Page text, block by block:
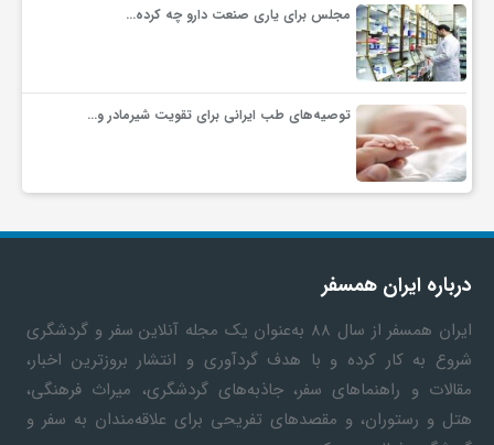
مجلس برای یاری صنعت دارو چه کرده…
توصیه‌های طب ایرانی برای تقویت شیرمادر و…
درباره ایران همسفر
ایران همسفر
از سال ۸۸ به‎‌عنوان یک مجله آنلاین سفر و گردشگری
شروع به کار کرده و با هدف گردآوری و انتشار بروزترین اخبار،
مقالات و راهنماهای سفر، جاذبه‌های گردشگری، میراث فرهنگی،
هتل و رستوران، و مقصدهای تفریحی برای علاقه‌مندان به سفر و